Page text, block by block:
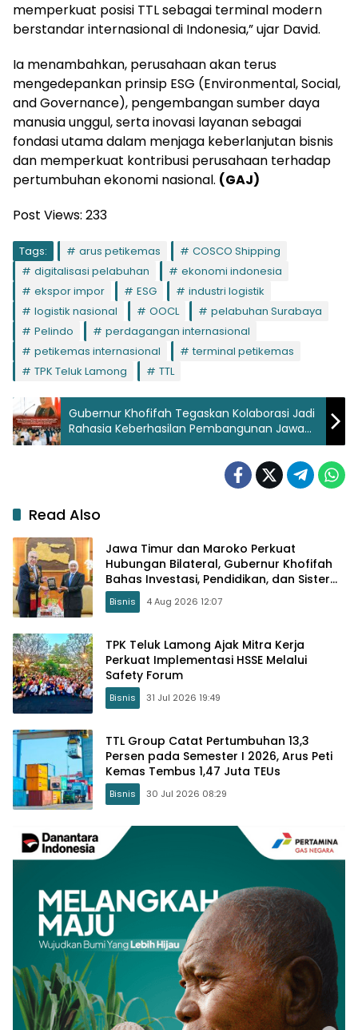
memperkuat posisi TTL sebagai terminal modern
berstandar internasional di Indonesia,” ujar David.
Ia menambahkan, perusahaan akan terus
mengedepankan prinsip ESG (Environmental, Social,
and Governance), pengembangan sumber daya
manusia unggul, serta inovasi layanan sebagai
fondasi utama dalam menjaga keberlanjutan bisnis
dan memperkuat kontribusi perusahaan terhadap
pertumbuhan ekonomi nasional. (GAJ)
Post Views: 233
Tags: arus petikemas
COSCO Shipping
digitalisasi pelabuhan
ekonomi indonesia
ekspor impor
ESG
industri logistik
logistik nasional
OOCL
pelabuhan Surabaya
Pelindo
perdagangan internasional
petikemas internasional
terminal petikemas
TPK Teluk Lamong
TTL
Gubernur Khofifah Tegaskan Kolaborasi Jadi
Rahasia Keberhasilan Pembangunan Jawa
Timur
Read Also
Jawa Timur dan Maroko Perkuat
Hubungan Bilateral, Gubernur Khofifah
Bahas Investasi, Pendidikan, dan Sister
Province
Bisnis 4 Aug 2026 12:07
TPK Teluk Lamong Ajak Mitra Kerja
Perkuat Implementasi HSSE Melalui
Safety Forum
Bisnis 31 Jul 2026 19:49
TTL Group Catat Pertumbuhan 13,3
Persen pada Semester I 2026, Arus Peti
Kemas Tembus 1,47 Juta TEUs
Bisnis 30 Jul 2026 08:29